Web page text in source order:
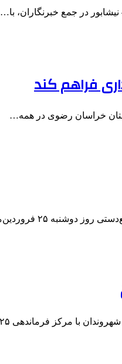
در جمع خبرنگاران، با…
فراهم کند
خراسان رضوی در همه…
با هدف بررسی آخرین…
با مرکز فرماندهی ۱۲۵،…